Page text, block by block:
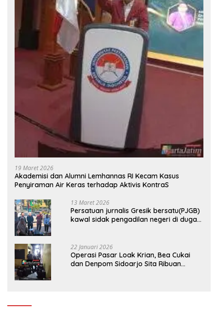
19 Maret 2026
Akademisi dan Alumni Lemhannas RI Kecam Kasus
Penyiraman Air Keras terhadap Aktivis KontraS
13 Maret 2026
Persatuan jurnalis Gresik bersatu(PJGB)
kawal sidak pengadilan negeri di duga
22 Januari 2026
Operasi Pasar Loak Krian, Bea Cukai
dan Denpom Sidoarjo Sita Ribuan